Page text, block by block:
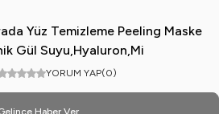
Yüz Temizleme Peeling Maske
Gül Suyu,Hyaluron,Mi
YORUM YAP(0)
Haber Ver